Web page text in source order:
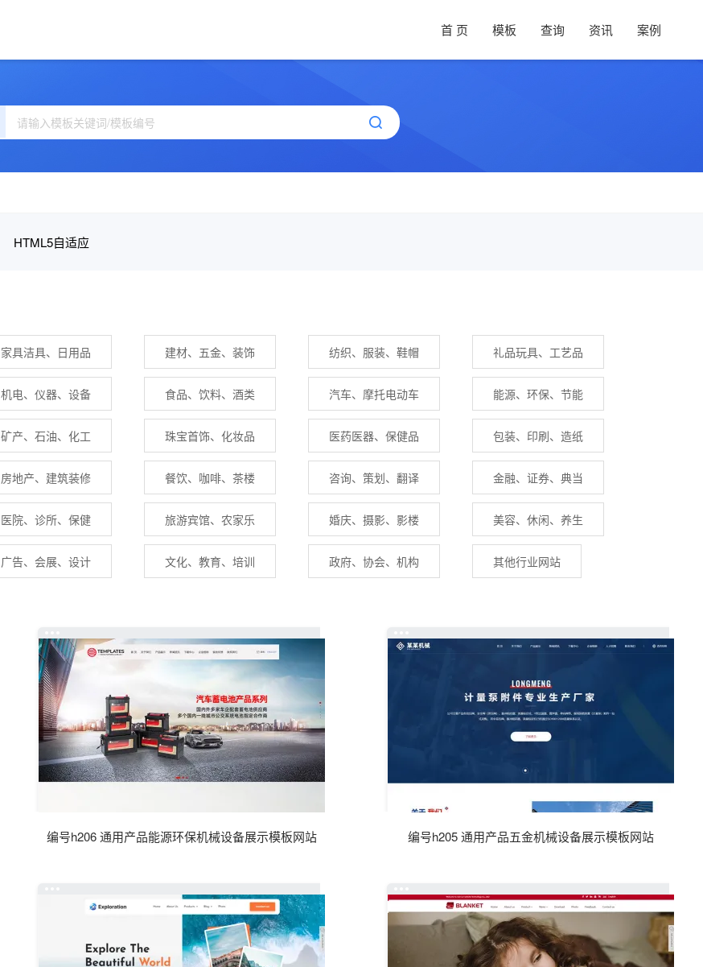
首 页 模板 查询 资讯 案例
HTML5自适应
家具洁具、日用品 建材、五金、装饰 纺织、服装、鞋帽 礼品玩具、工艺品
机电、仪器、设备 食品、饮料、酒类 汽车、摩托电动车 能源、环保、节能
矿产、石油、化工 珠宝首饰、化妆品 医药医器、保健品 包装、印刷、造纸
房地产、建筑装修 餐饮、咖啡、茶楼 咨询、策划、翻译 金融、证券、典当
医院、诊所、保健 旅游宾馆、农家乐 婚庆、摄影、影楼 美容、休闲、养生
广告、会展、设计 文化、教育、培训 政府、协会、机构 其他行业网站
编号h206 通用产品能源环保机械设备展示模板网站 编号h205 通用产品五金机械设备展示模板网站